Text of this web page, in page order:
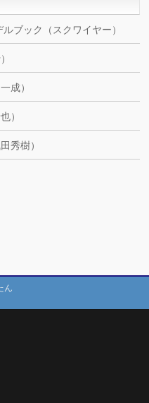
ブック（スクワイヤー）
成）
）
秀樹）
ん